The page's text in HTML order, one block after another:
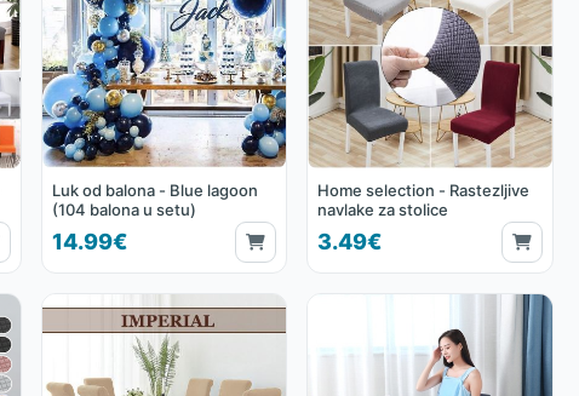
Luk od balona - Blue lagoon
(104 balona u setu)
14.99€
Home selection - Rastezljive
navlake za stolice
3.49€